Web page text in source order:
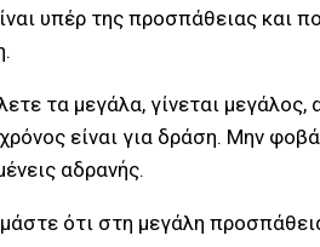
υπέρ της προσπάθειας και
τα μεγάλα, γίνεται
είναι για δράση. Μην
αδρανής.
ότι στη μεγάλη